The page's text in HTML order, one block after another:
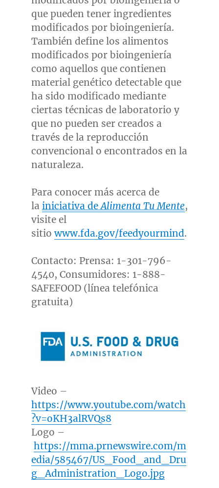
que pueden tener ingredientes
modificados por bioingeniería.
También define los alimentos
modificados por bioingeniería
como aquellos que contienen
material genético detectable que
ha sido modificado mediante
ciertas técnicas de laboratorio y
que no pueden ser creados a
través de la reproducción
convencional o encontrados en la
naturaleza.
Para conocer más acerca de
la iniciativa deAlimenta Tu Mente,
visite el
sitiowww.fda.gov/feedyourmind.
Contacto: Prensa: 1-301-796-
4540, Consumidores: 1-888-
SAFEFOOD (línea telefónica
gratuita)
Video –
https://www.youtube.com/watch
?v=oKH3alRVQs8
Logo –
https://mma.prnewswire.com/m
edia/585467/US_Food_and_Dru
g_Administration_Logo.jpg